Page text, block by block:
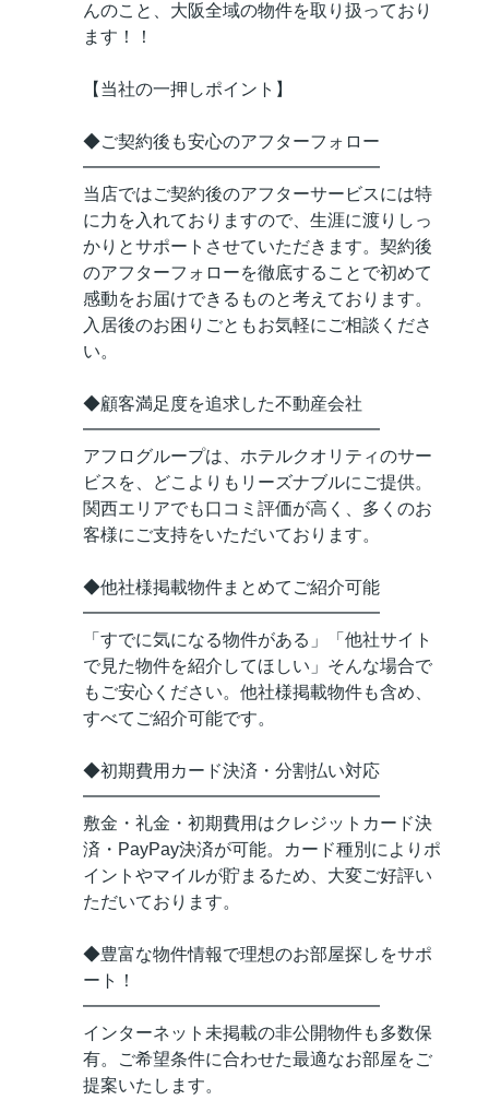
んのこと、大阪全域の物件を取り扱っており
ます！！
【当社の一押しポイント】
◆ご契約後も安心のアフターフォロー
━━━━━━━━━━━━━━━━━
当店ではご契約後のアフターサービスには特
に力を入れておりますので、生涯に渡りしっ
かりとサポートさせていただきます。契約後
のアフターフォローを徹底することで初めて
感動をお届けできるものと考えております。
入居後のお困りごともお気軽にご相談くださ
い。
◆顧客満足度を追求した不動産会社
━━━━━━━━━━━━━━━━━
アフログループは、ホテルクオリティのサー
ビスを、どこよりもリーズナブルにご提供。
関西エリアでも口コミ評価が高く、多くのお
客様にご支持をいただいております。
◆他社様掲載物件まとめてご紹介可能
━━━━━━━━━━━━━━━━━
「すでに気になる物件がある」「他社サイト
で見た物件を紹介してほしい」そんな場合で
もご安心ください。他社様掲載物件も含め、
すべてご紹介可能です。
◆初期費用カード決済・分割払い対応
━━━━━━━━━━━━━━━━━
敷金・礼金・初期費用はクレジットカード決
済・PayPay決済が可能。カード種別によりポ
イントやマイルが貯まるため、大変ご好評い
ただいております。
◆豊富な物件情報で理想のお部屋探しをサポ
ート！
━━━━━━━━━━━━━━━━━
インターネット未掲載の非公開物件も多数保
有。ご希望条件に合わせた最適なお部屋をご
提案いたします。